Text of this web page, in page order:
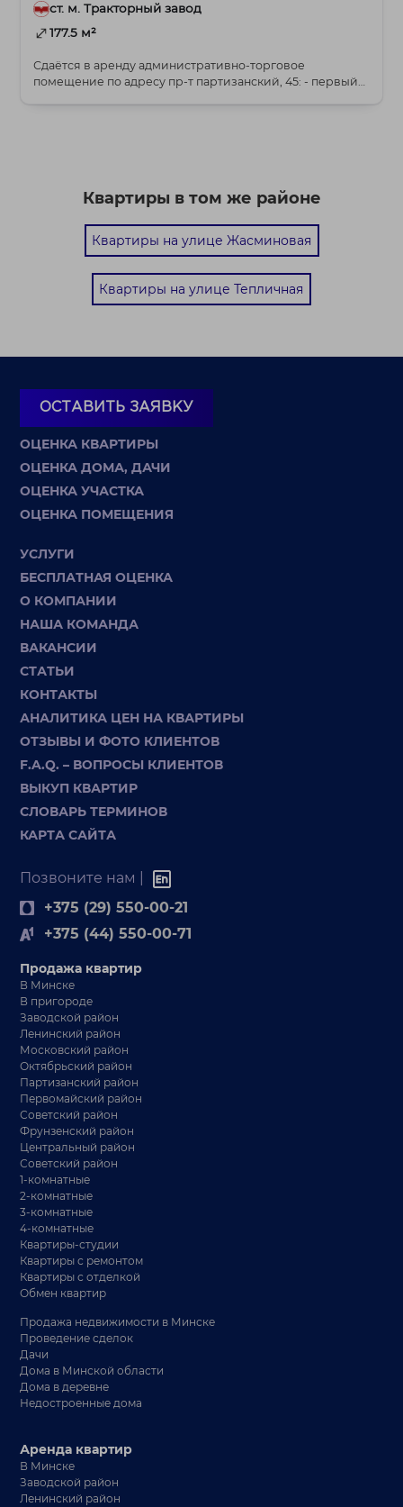
ст. м. Тракторный завод
177.5 м²
Сдаётся в аренду административно-торговое
помещение по адресу пр-т партизанский, 45: - первый
Квартиры в том же районе
Квартиры на улице Жасминовая
Квартиры на улице Тепличная
ОСТАВИТЬ ЗАЯВКУ
ОЦЕНКА КВАРТИРЫ
ОЦЕНКА ДОМА, ДАЧИ
ОЦЕНКА УЧАСТКА
ОЦЕНКА ПОМЕЩЕНИЯ
УСЛУГИ
БЕСПЛАТНАЯ ОЦЕНКА
О КОМПАНИИ
НАША КОМАНДА
ВАКАНСИИ
СТАТЬИ
КОНТАКТЫ
АНАЛИТИКА ЦЕН НА КВАРТИРЫ
ОТЗЫВЫ И ФОТО КЛИЕНТОВ
F.A.Q. – ВОПРОСЫ КЛИЕНТОВ
ВЫКУП КВАРТИР
СЛОВАРЬ ТЕРМИНОВ
КАРТА САЙТА
Позвоните нам |
+375 (29) 550-00-21
+375 (44) 550-00-71
Продажа квартир
В Минске
В пригороде
Заводской район
Ленинский район
Московский район
Октябрьский район
Партизанский район
Первомайский район
Советский район
Фрунзенский район
Центральный район
Советский район
1-комнатные
2-комнатные
3-комнатные
4-комнатные
Квартиры-студии
Квартиры с ремонтом
Квартиры с отделкой
Обмен квартир
Продажа недвижимости в Минске
Проведение сделок
Дачи
Дома в Минской области
Дома в деревне
Недостроенные дома
Аренда квартир
В Минске
Заводской район
Ленинский район